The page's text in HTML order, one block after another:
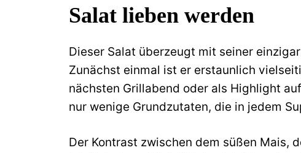
Salat lieben werden
Dieser Salat überzeugt mit seiner
Zunächst einmal ist er erstaunlich
nächsten Grillabend oder als Highlight
nur wenige Grundzutaten, die in jedem
Der Kontrast zwischen dem süßen Mais,